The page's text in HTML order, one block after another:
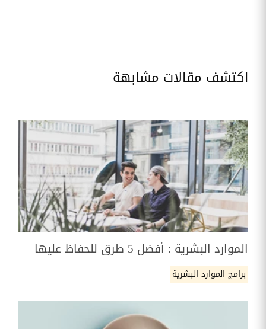
اكتشف مقالات مشابهة
الموارد البشرية : أفضل 5 طرق للحفاظ عليها
برامج الموارد البشرية